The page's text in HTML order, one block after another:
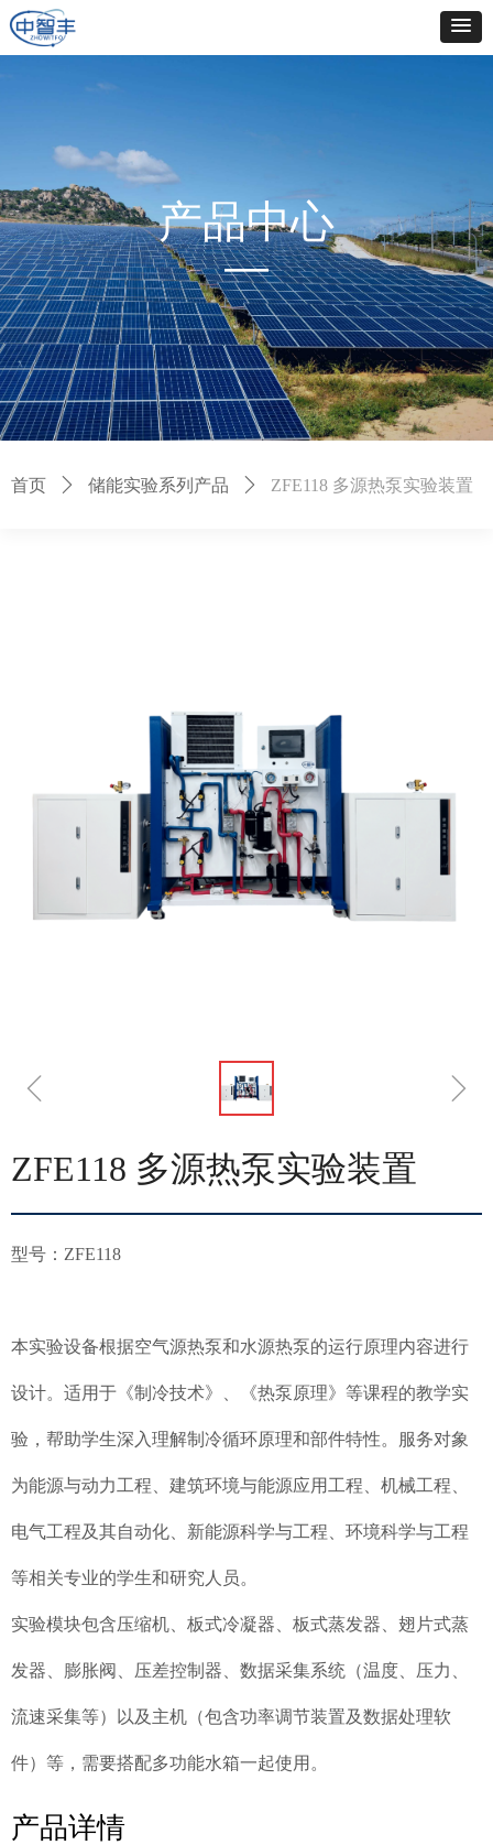
产品中心
—
首页 ꄲ 储能实验系列产品 ꄲ ZFE118 多源热泵实验装置
ꁆ ꁇ
ZFE118 多源热泵实验装置
型号：ZFE118
本实验设备根据空气源热泵和水源热泵的运行原理内容进行
设计。适用于《制冷技术》、《热泵原理》等课程的教学实
验，帮助学生深入理解制冷循环原理和部件特性。服务对象
为能源与动力工程、建筑环境与能源应用工程、机械工程、
电气工程及其自动化、新能源科学与工程、环境科学与工程
等相关专业的学生和研究人员。
实验模块包含压缩机、板式冷凝器、板式蒸发器、翅片式蒸
发器、膨胀阀、压差控制器、数据采集系统（温度、压力、
流速采集等）以及主机（包含功率调节装置及数据处理软
件）等，需要搭配多功能水箱一起使用。
产品详情